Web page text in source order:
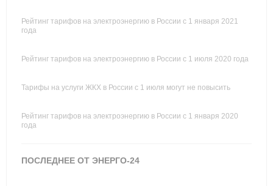
Рейтинг тарифов на электроэнергию в России с 1 января 2021
года
Рейтинг тарифов на электроэнергию в России с 1 июля 2020 года
Тарифы на услуги ЖКХ в России с 1 июля могут не повысить
Рейтинг тарифов на электроэнергию в России с 1 января 2020
года
ПОСЛЕДНЕЕ ОТ ЭНЕРГО-24